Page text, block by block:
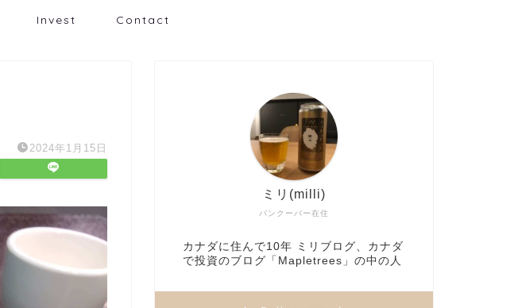
Invest Contact
2024年1月15日
バンクーバー在住
ミリ(milli)
カナダに住んで10年 ミリブログ、カナダ
で投資のブログ「Mapletrees」の中の人